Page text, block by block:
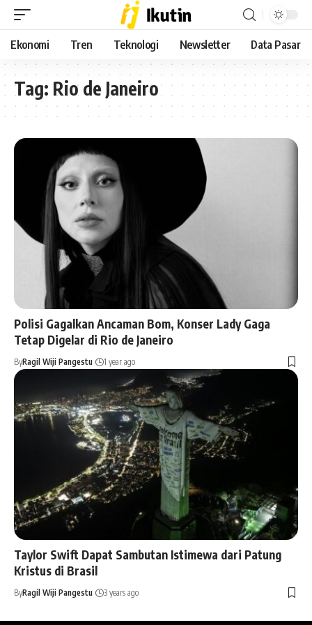
Ekonomi Tren Teknologi Newsletter Data Pasar
Tag: Rio de Janeiro
Polisi Gagalkan Ancaman Bom, Konser Lady Gaga
Tetap Digelar di Rio de Janeiro
ByRagil Wiji Pangestu 1 year ago
Taylor Swift Dapat Sambutan Istimewa dari Patung
Kristus di Brasil
ByRagil Wiji Pangestu 3 years ago